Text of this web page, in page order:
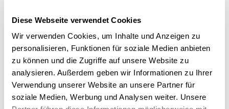
Diese Webseite verwendet Cookies
Wir verwenden Cookies, um Inhalte und Anzeigen zu
personalisieren, Funktionen für soziale Medien anbieten
zu können und die Zugriffe auf unsere Website zu
analysieren. Außerdem geben wir Informationen zu Ihrer
Verwendung unserer Website an unsere Partner für
soziale Medien, Werbung und Analysen weiter. Unsere
frischen Luft.
Mami Outdoor Kurse
Julia Saller